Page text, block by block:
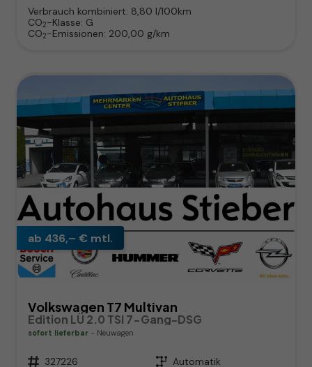
Verbrauch kombiniert: 8,80 l/100km
CO2-Klasse: G
CO2-Emissionen: 200,00 g/km
ab 436,– € mtl.
Volkswagen T7 Multivan
Edition LÜ 2.0 TSI 7-Gang-DSG
sofort lieferbar Neuwagen
Fahrzeugnr. 327226 Getriebe Automatik